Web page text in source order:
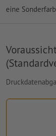
eine